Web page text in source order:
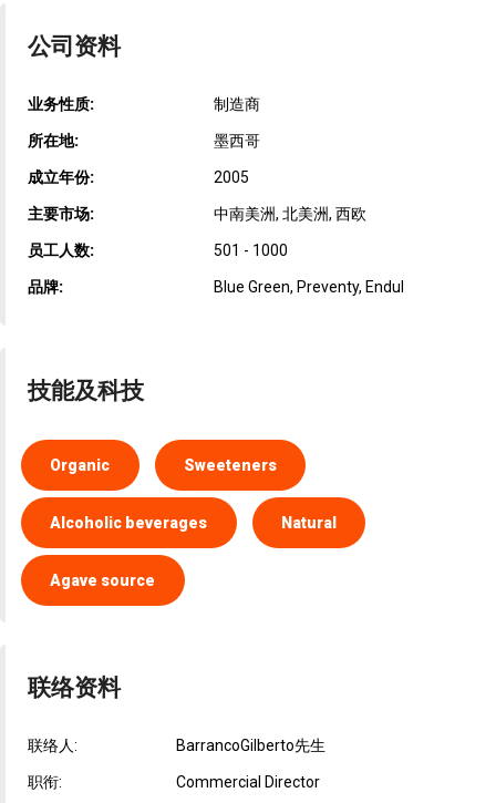
公司资料
业务性质: 制造商
所在地: 墨西哥
成立年份: 2005
主要市场: 中南美洲, 北美洲, 西欧
员工人数: 501 - 1000
品牌: Blue Green, Preventy, Endul
技能及科技
Organic Sweeteners
Alcoholic beverages Natural
Agave source
联络资料
联络人: BarrancoGilberto先生
职衔: Commercial Director